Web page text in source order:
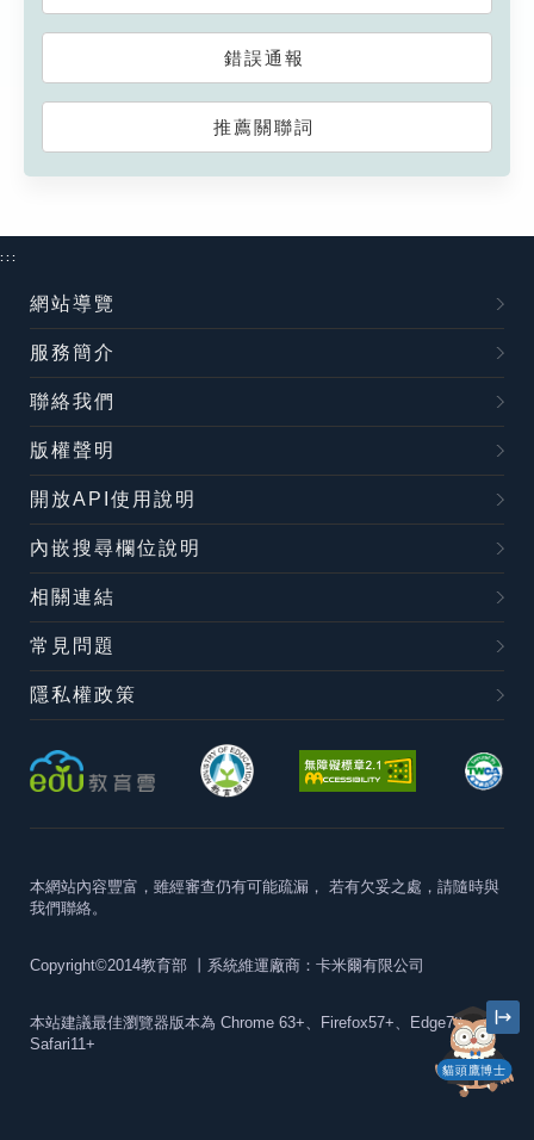
錯誤通報
推薦關聯詞
貓頭鷹博士
:::
網站導覽
服務簡介
聯絡我們
版權聲明
開放API使用說明
內嵌搜尋欄位說明
相關連結
常見問題
隱私權政策
本網站內容豐富，雖經審查仍有可能疏漏， 若有欠妥之處，請隨時與
我們聯絡。
Copyright©2014教育部 丨系統維運廠商：卡米爾有限公司
本站建議最佳瀏覽器版本為 Chrome 63+、Firefox57+、Edge79+及
Safari11+